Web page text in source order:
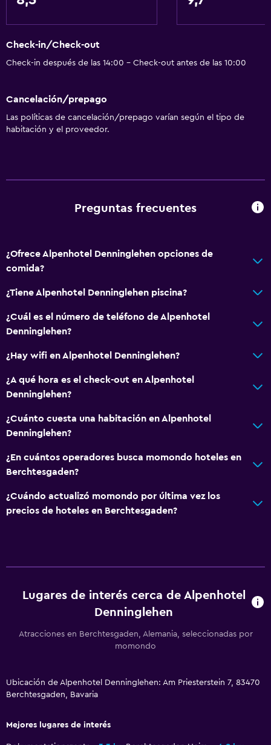
Zona de estar
Vista al jardín
Vista al patio interior
Teléfono
Escuela de esquí
Pesca
Ciclismo
Esquí
Paseos a caballo
A pie de pista
Cajero automático/banco
Minimercado en las instalaciones
Servicio de habitaciones
Ducha
Aseo
Baño privado
Piscina y spa
Check-in/Check-out
Check-in después de las 14:00 - Check-out antes de las 10:00
Cancelación/prepago
Las políticas de cancelación/prepago varían según el tipo de
habitación y el proveedor.
Preguntas frecuentes
¿Ofrece Alpenhotel Denninglehen opciones de
comida?
¿Tiene Alpenhotel Denninglehen piscina?
¿Cuál es el número de teléfono de Alpenhotel
Denninglehen?
¿Hay wifi en Alpenhotel Denninglehen?
¿A qué hora es el check-out en Alpenhotel
Denninglehen?
¿Cuánto cuesta una habitación en Alpenhotel
Denninglehen?
¿En cuántos operadores busca momondo hoteles en
Berchtesgaden?
¿Cuándo actualizó momondo por última vez los
precios de hoteles en Berchtesgaden?
Lugares de interés cerca de Alpenhotel
Denninglehen
Atracciones en Berchtesgaden, Alemania, seleccionadas por
momondo
Ubicación de Alpenhotel Denninglehen: Am Priesterstein 7, 83470
Berchtesgaden, Bavaria
Mejores lugares de interés